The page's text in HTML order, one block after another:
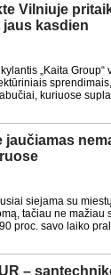
Vilniuje
jaus kasdien
„Kaita
kuriuose
jaučiamas
siejama su
tačiau ne
proc. savo laiko
–